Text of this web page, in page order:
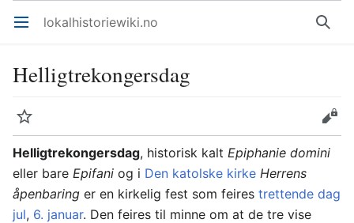
Åpne hovedmenyen lokalhistoriewiki.no Søk
Helligtrekongersdag
Overvåk
Rediger
Helligtrekongersdag, historisk kalt Epiphanie domini
eller bare Epifani og i Den katolske kirke Herrens
åpenbaring er en kirkelig fest som feires trettende dag
jul, 6. januar. Den feires til minne om at de tre vise